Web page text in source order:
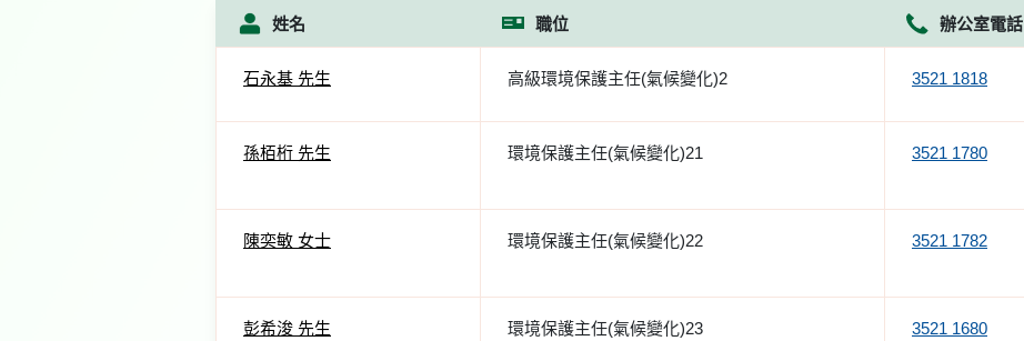
姓名 職位 辦公室電話
石永基 先生 高級環境保護主任(氣候變化)2 3521 1818
孫栢桁 先生 環境保護主任(氣候變化)21 3521 1780
陳奕敏 女士 環境保護主任(氣候變化)22 3521 1782
彭希浚 先生 環境保護主任(氣候變化)23 3521 1680